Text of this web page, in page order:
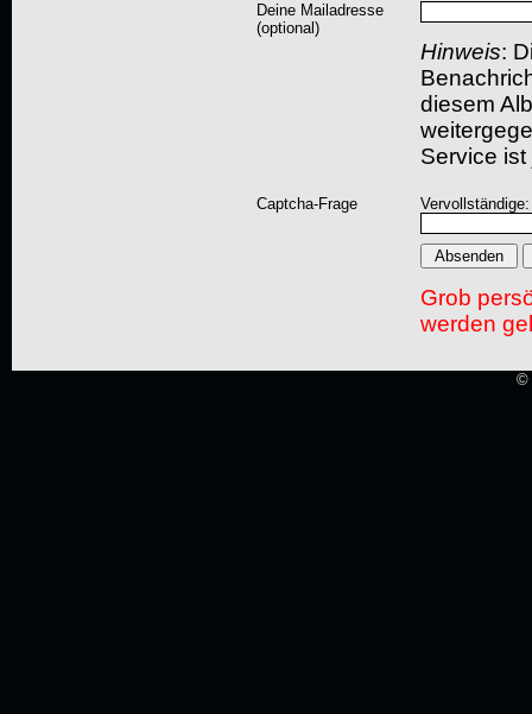
Deine Mailadresse
(optional)
Hinweis:
diesem
Service
Captcha-Frage
Grob
werden
©